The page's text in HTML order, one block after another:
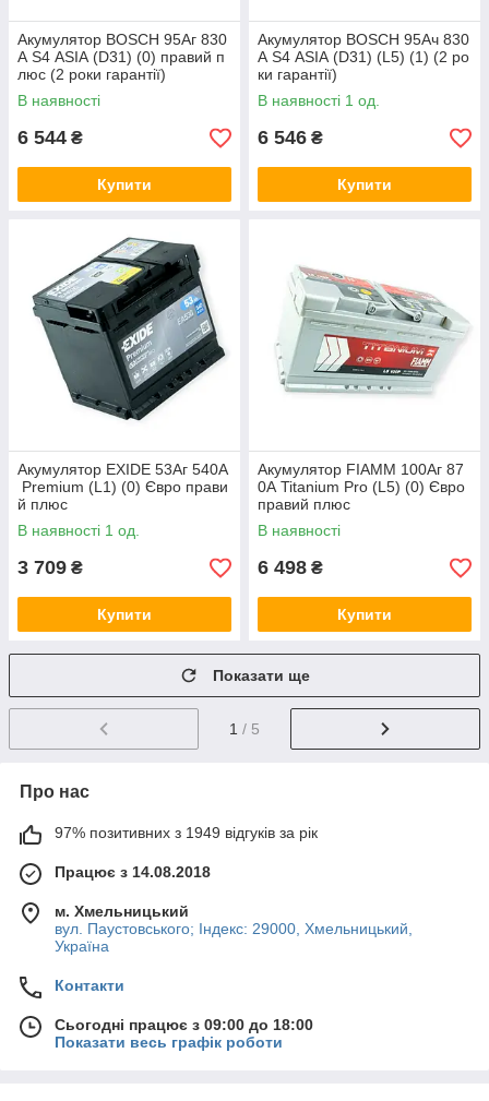
Акумулятор BOSCH 95Аг 830
А S4 ASIA (D31) (0) правий п
люс (2 роки гарантії)
В наявності
6 544 ₴
Купити
Акумулятор BOSCH 95Ач 830
А S4 ASIA (D31) (L5) (1) (2 ро
ки гарантії)
В наявності 1 од.
6 546 ₴
Купити
Акумулятор EXIDE 53Аг 540А
Premium (L1) (0) Євро прави
й плюс
В наявності 1 од.
3 709 ₴
Купити
Акумулятор FIAMM 100Аг 87
0А Titanium Pro (L5) (0) Євро
правий плюс
В наявності
6 498 ₴
Купити
Показати ще
1 / 5
Про нас
97% позитивних з 1949 відгуків за рік
Працює з 14.08.2018
м. Хмельницький
вул. Паустовського; Індекс: 29000, Хмельницький,
Україна
Контакти
Сьогодні працює з 09:00 до 18:00
Показати весь графік роботи